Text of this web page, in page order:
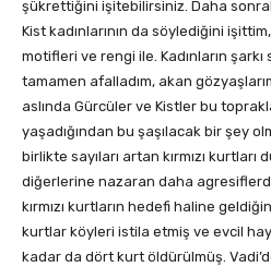
şükrettiğini işitebilirsiniz. Daha
Kist kadınlarının da söylediğini işittim,
motifleri ve rengi ile. Kadınların
tamamen afalladım, akan
aslında Gürcüler ve Kistler bu
yaşadığından bu şaşılacak bir şey
birlikte sayıları artan kırmızı kurtları
diğerlerine nazaran daha
kırmızı kurtların hedefi haline
kurtlar köyleri istila etmiş ve evcil
kadar da dört kurt öldürülmüş.